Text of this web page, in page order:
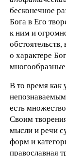
бесконечное
Бога в Его
к ним и
о характере
В то время как
есть
Своим
мысли и речи
форм и
православная